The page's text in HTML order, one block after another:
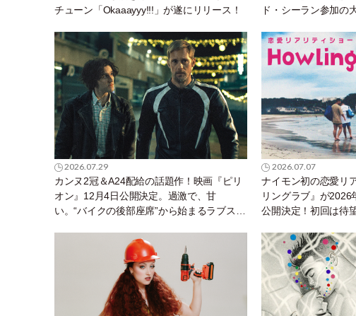
チューン「Okaaayyy!!!」が遂にリリース！
ド・シーラン参加の
2026.07.29
カンヌ2冠＆A24配給の話題作！映画『ピリ
オン』12月4日公開決定。過激で、甘
い。“バイクの後部座席”から始まるラブスト
2026.07.07
ナイモン初の恋愛リ
リングラブ』が2026
公開決定！初回は待